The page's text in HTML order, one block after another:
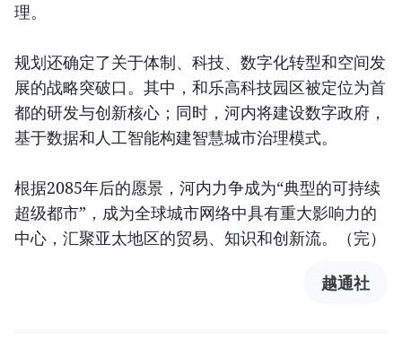
理。
规划还确定了关于体制、科技、数字化转型和空间发
展的战略突破口。其中，和乐高科技园区被定位为首
都的研发与创新核心；同时，河内将建设数字政府，
基于数据和人工智能构建智慧城市治理模式。
根据2085年后的愿景，河内力争成为“典型的可持续
超级都市”，成为全球城市网络中具有重大影响力的
中心，汇聚亚太地区的贸易、知识和创新流。（完）
越通社